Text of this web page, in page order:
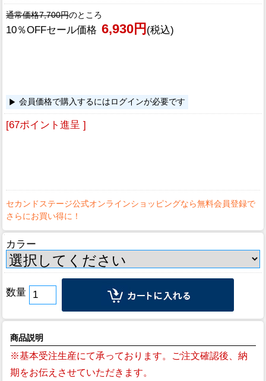
通常価格7,700円のところ
10％OFFセール価格 6,930円 (税込)
会員価格で購入するにはログインが必要です
[67ポイント進呈 ]
カラー
数量
商品説明
※基本受注生産にて承っております。ご注文確認後、納
期をお伝えさせていただきます。